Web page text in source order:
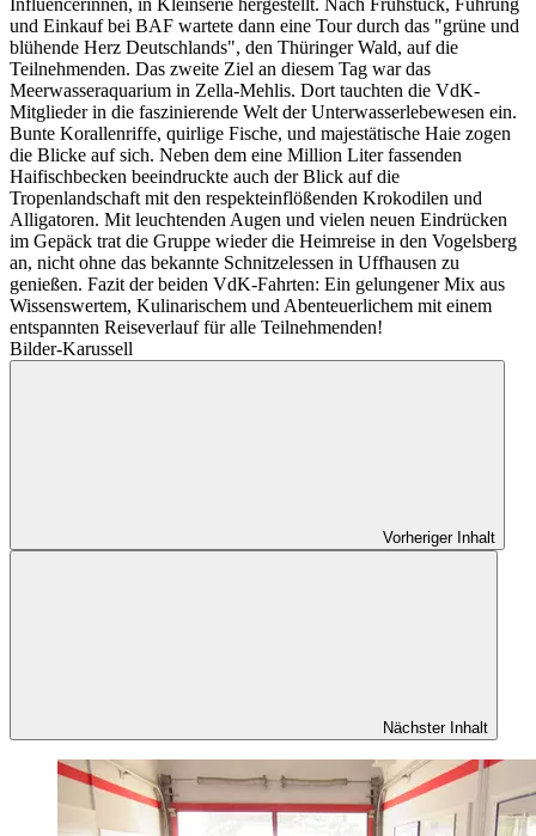
und Einkauf bei BAF wartete dann eine Tour durch das "grüne und
blühende Herz Deutschlands", den Thüringer Wald, auf die
Teilnehmenden. Das zweite Ziel an diesem Tag war das
Meerwasseraquarium in Zella-Mehlis. Dort tauchten die VdK-
Mitglieder in die faszinierende Welt der Unterwasserlebewesen ein.
Bunte Korallenriffe, quirlige Fische, und majestätische Haie zogen
die Blicke auf sich. Neben dem eine Million Liter fassenden
Haifischbecken beeindruckte auch der Blick auf die
Tropenlandschaft mit den respekteinflößenden Krokodilen und
Alligatoren. Mit leuchtenden Augen und vielen neuen Eindrücken
im Gepäck trat die Gruppe wieder die Heimreise in den Vogelsberg
an, nicht ohne das bekannte Schnitzelessen in Uffhausen zu
genießen. Fazit der beiden VdK-Fahrten: Ein gelungener Mix aus
Wissenswertem, Kulinarischem und Abenteuerlichem mit einem
entspannten Reiseverlauf für alle Teilnehmenden!
Bilder-Karussell
Vorheriger Inhalt
Nächster Inhalt